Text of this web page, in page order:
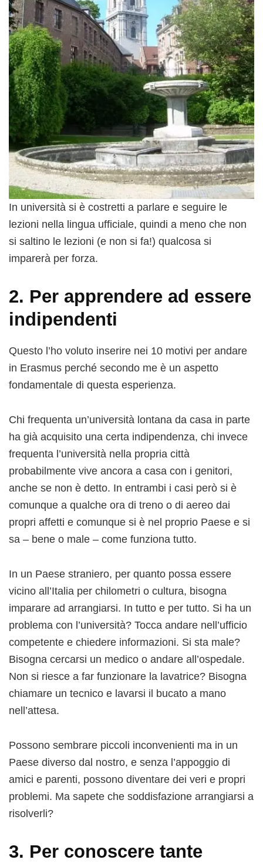
In università si è costretti a parlare e seguire le
lezioni nella lingua ufficiale, quindi a meno che non
si saltino le lezioni (e non si fa!) qualcosa si
imparerà per forza.
2. Per apprendere ad essere
indipendenti
Questo l’ho voluto inserire nei 10 motivi per andare
in Erasmus perché secondo me è un aspetto
fondamentale di questa esperienza.
Chi frequenta un’università lontana da casa in parte
ha già acquisito una certa indipendenza, chi invece
frequenta l’università nella propria città
probabilmente vive ancora a casa con i genitori,
anche se non è detto. In entrambi i casi però si è
comunque a qualche ora di treno o di aereo dai
propri affetti e comunque si è nel proprio Paese e si
sa – bene o male – come funziona tutto.
In un Paese straniero, per quanto possa essere
vicino all’Italia per chilometri o cultura, bisogna
imparare ad arrangiarsi. In tutto e per tutto. Si ha un
problema con l’università? Tocca andare nell’ufficio
competente e chiedere informazioni. Si sta male?
Bisogna cercarsi un medico o andare all’ospedale.
Non si riesce a far funzionare la lavatrice? Bisogna
chiamare un tecnico e lavarsi il bucato a mano
nell’attesa.
Possono sembrare piccoli inconvenienti ma in un
Paese diverso dal nostro, e senza l’appoggio di
amici e parenti, possono diventare dei veri e propri
problemi. Ma sapete che soddisfazione arrangiarsi a
risolverli?
3. Per conoscere tante